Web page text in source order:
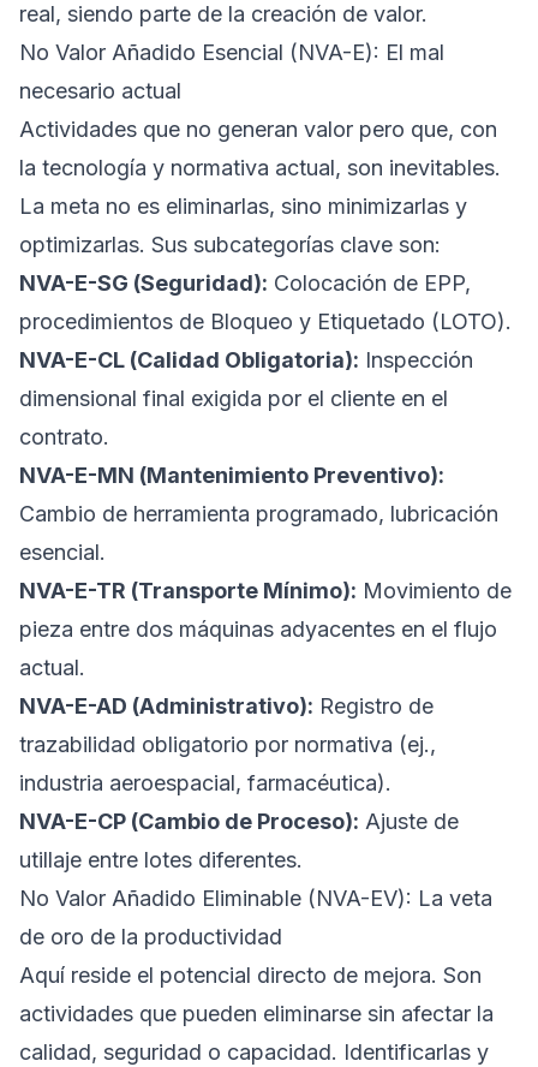
real, siendo parte de la creación de valor.
No Valor Añadido Esencial (NVA-E): El mal
necesario actual
Actividades que no generan valor pero que, con
la tecnología y normativa actual, son inevitables.
La meta no es eliminarlas, sino minimizarlas y
optimizarlas. Sus subcategorías clave son:
NVA-E-SG (Seguridad): Colocación de EPP,
procedimientos de Bloqueo y Etiquetado (LOTO).
NVA-E-CL (Calidad Obligatoria): Inspección
dimensional final exigida por el cliente en el
contrato.
NVA-E-MN (Mantenimiento Preventivo):
Cambio de herramienta programado, lubricación
esencial.
NVA-E-TR (Transporte Mínimo): Movimiento de
pieza entre dos máquinas adyacentes en el flujo
actual.
NVA-E-AD (Administrativo): Registro de
trazabilidad obligatorio por normativa (ej.,
industria aeroespacial, farmacéutica).
NVA-E-CP (Cambio de Proceso): Ajuste de
utillaje entre lotes diferentes.
No Valor Añadido Eliminable (NVA-EV): La veta
de oro de la productividad
Aquí reside el potencial directo de mejora. Son
actividades que pueden eliminarse sin afectar la
calidad, seguridad o capacidad. Identificarlas y